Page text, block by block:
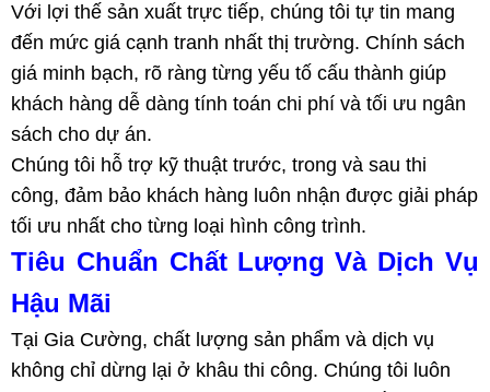
Với lợi thế sản xuất trực tiếp, chúng tôi tự tin mang
đến mức giá cạnh tranh nhất thị trường. Chính sách
giá minh bạch, rõ ràng từng yếu tố cấu thành giúp
khách hàng dễ dàng tính toán chi phí và tối ưu ngân
sách cho dự án.
Chúng tôi hỗ trợ kỹ thuật trước, trong và sau thi
công, đảm bảo khách hàng luôn nhận được giải pháp
tối ưu nhất cho từng loại hình công trình.
Tiêu Chuẩn Chất Lượng Và Dịch Vụ
Hậu Mãi
Tại Gia Cường, chất lượng sản phẩm và dịch vụ
không chỉ dừng lại ở khâu thi công. Chúng tôi luôn